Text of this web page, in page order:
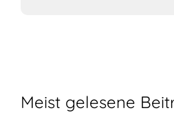
Meist gelesene